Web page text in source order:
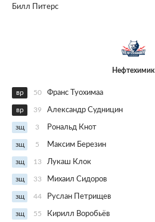
Билл Питерс
Нефтехимик
вр 50 Франс Туохимаа
вр 39 Александр Судницин
зщ 3 Рональд Кнот
зщ 5 Максим Березин
зщ 13 Лукаш Клок
зщ 33 Михаил Сидоров
зщ 44 Руслан Петрищев
зщ 55 Кирилл Воробьёв